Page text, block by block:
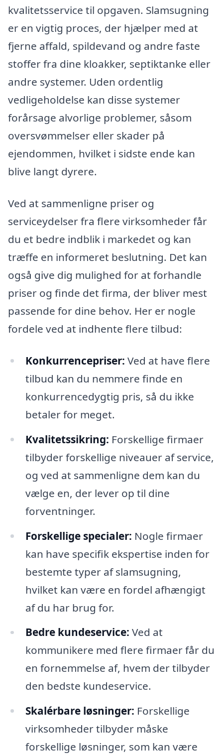
kvalitetsservice til opgaven. Slamsugning
er en vigtig proces, der hjælper med at
fjerne affald, spildevand og andre faste
stoffer fra dine kloakker, septiktanke eller
andre systemer. Uden ordentlig
vedligeholdelse kan disse systemer
forårsage alvorlige problemer, såsom
oversvømmelser eller skader på
ejendommen, hvilket i sidste ende kan
blive langt dyrere.
Ved at sammenligne priser og
serviceydelser fra flere virksomheder får
du et bedre indblik i markedet og kan
træffe en informeret beslutning. Det kan
også give dig mulighed for at forhandle
priser og finde det firma, der bliver mest
passende for dine behov. Her er nogle
fordele ved at indhente flere tilbud:
Konkurrencepriser: Ved at have flere
tilbud kan du nemmere finde en
konkurrencedygtig pris, så du ikke
betaler for meget.
Kvalitetssikring: Forskellige firmaer
tilbyder forskellige niveauer af service,
og ved at sammenligne dem kan du
vælge en, der lever op til dine
forventninger.
Forskellige specialer: Nogle firmaer
kan have specifik ekspertise inden for
bestemte typer af slamsugning,
hvilket kan være en fordel afhængigt
af du har brug for.
Bedre kundeservice: Ved at
kommunikere med flere firmaer får du
en fornemmelse af, hvem der tilbyder
den bedste kundeservice.
Skalérbare løsninger: Forskellige
virksomheder tilbyder måske
forskellige løsninger, som kan være